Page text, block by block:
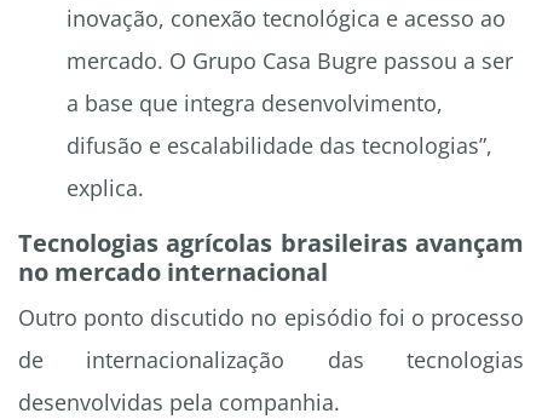
inovação, conexão tecnológica e acesso ao
mercado. O Grupo Casa Bugre passou a ser
a base que integra desenvolvimento,
difusão e escalabilidade das tecnologias”,
explica.
Tecnologias agrícolas brasileiras avançam
no mercado internacional
Outro ponto discutido no episódio foi o processo
de internacionalização das tecnologias
desenvolvidas pela companhia.